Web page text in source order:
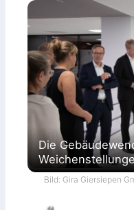
Die
Bild: Gira Giersiepen